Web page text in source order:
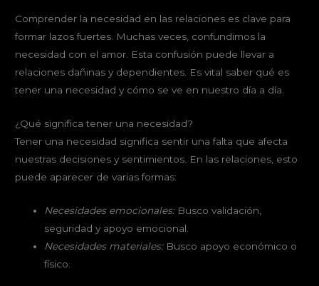
Comprender la necesidad en las relaciones es clave para
formar lazos fuertes. Muchas veces, confundimos la
necesidad con el amor. Esta confusión puede llevar a
relaciones dañinas y dependientes. Es vital saber qué es
tener una necesidad y cómo se ve en nuestro día a día.
¿Qué significa tener una necesidad?
Tener una necesidad significa sentir una falta que afecta
nuestras decisiones y sentimientos. En las relaciones, esto
puede aparecer de varias formas:
Necesidades emocionales:Busco validación,
seguridad y apoyo emocional.
Necesidades materiales:Busco apoyo económico o
físico.